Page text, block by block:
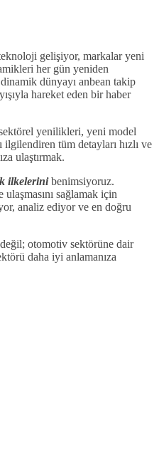
gelişiyor, markalar yeni
her gün yeniden
dünyayı anbean takip
hareket eden bir haber
yenilikleri, yeni model
ilgilendiren tüm detayları hızlı ve
ulaştırmak.
ilkelerinibenimsiyoruz.
sağlamak için
analiz ediyor ve en doğru
otomotiv sektörüne dair
daha iyi anlamanıza